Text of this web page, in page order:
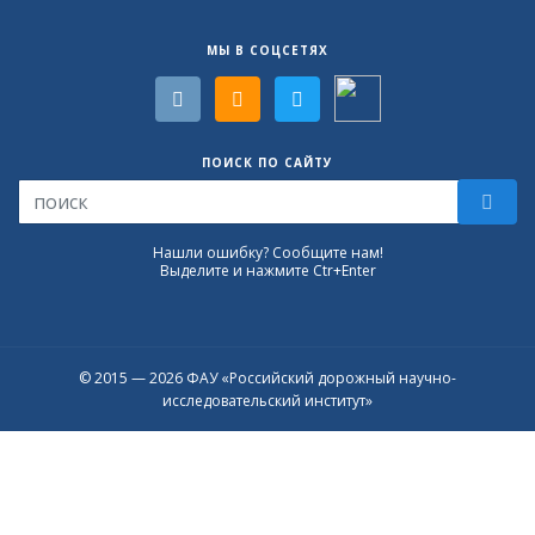
МЫ В СОЦСЕТЯХ
ПОИСК ПО САЙТУ
Нашли ошибку? Сообщите нам!
Выделите и нажмите Ctr+Enter
© 2015 — 2026 ФАУ «Российский дорожный научно-
исследовательский институт»